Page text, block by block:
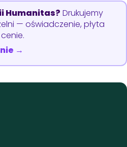
Humanitas? Drukujemy
— oświadczenie, płyta
→